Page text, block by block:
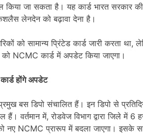
जा सकता है। यह कार्ड भारत सरकार
लेनदेन को बढ़ावा देना है।
को सामान्य प्रिंटेड कार्ड जारी करता
NCMC कार्ड में अपडेट किया जाएगा।
होंगे अपडेट
बस डिपो संचालित हैं। इन डिपो से प्रतिदिन
हैं। वर्तमान में, रोडवेज विभाग द्वारा जिले में
नए NCMC प्रारूप में बदला जाएगा।